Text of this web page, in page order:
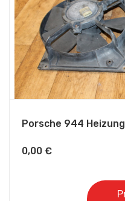
Porsche 944 Heizung
0,00 €